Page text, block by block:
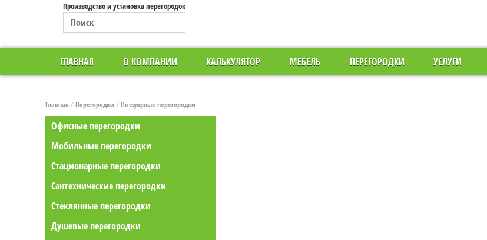
Производство и установка перегородок
ГЛАВНАЯ О КОМПАНИИ КАЛЬКУЛЯТОР МЕБЕЛЬ ПЕРЕГОРОДКИ УСЛУГИ
Главная/Перегородки /Писсуарные перегородки
Офисные перегородки
Мобильные перегородки
Стационарные перегородки
Сантехнические перегородки
Стеклянные перегородки
Душевые перегородки